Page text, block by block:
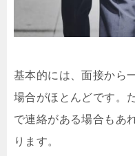
基本的には、面接から
場合がほとんどです。
で連絡がある場合もあ
ります。